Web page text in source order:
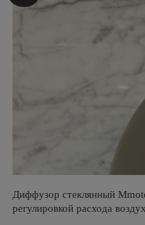
Диффузор стеклянный
регулировкой расхода